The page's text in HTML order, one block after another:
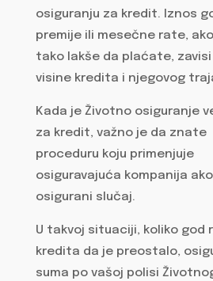
osiguranju za kredit. Iznos
premije ili mesečne rate,
tako lakše da plaćate, zavisi
visine kredita i njegovog
Kada je Životno osiguranje
za kredit, važno je da znate
proceduru koju primenjuje
osiguravajuća kompanija
osigurani slučaj.
U takvoj situaciji, koliko god
kredita da je preostalo,
suma po vašoj polisi